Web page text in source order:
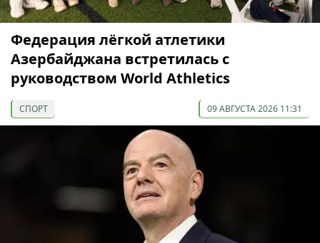
Федерация лёгкой атлетики
Азербайджана встретилась с
руководством World Athletics
СПОРТ 09 АВГУСТА 2026 11:31